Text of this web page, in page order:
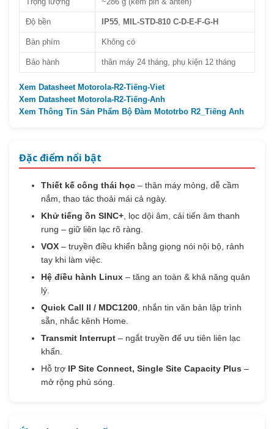
Trọng lượng ~286 g (kèm pin & anten)
Độ bền IP55, MIL-STD-810 C-D-E-F-G-H
Bàn phím Không có
Bảo hành thân máy 24 tháng, phụ kiện 12 tháng
Xem Datasheet Motorola-R2-Tiếng-Viet
Xem Datasheet Motorola-R2-Tiếng-Anh
Xem Thông Tin Sản Phẩm Bộ Đàm Mototrbo R2_Tiếng Anh
Đặc điểm nổi bật
Thiết kế công thái học – thân máy mỏng, dễ cầm
nắm, thao tác thoải mái cả ngày.
Khử tiếng ồn SINC+ , lọc dội âm, cải tiến âm thanh
rung – giữ liên lạc rõ ràng.
VOX – truyền điều khiển bằng giọng nói nội bộ, rảnh
tay khi làm việc.
Hệ điều hành Linux – tăng an toàn & khả năng quản
lý.
Quick Call II / MDC1200 , nhắn tin văn bản lập trình
sẵn, nhắc kênh Home.
Transmit Interrupt – ngắt truyền để ưu tiên liên lạc
khẩn.
Hỗ trợ IP Site Connect, Single Site Capacity Plus –
mở rộng phủ sóng.